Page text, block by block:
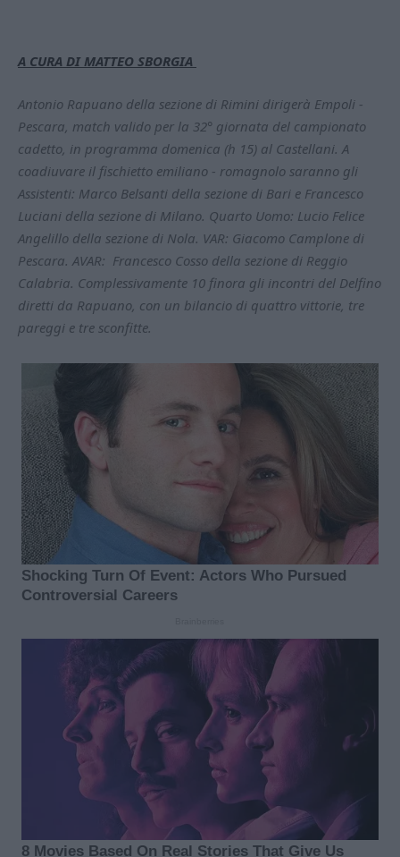
A CURA DI MATTEO SBORGIA
Antonio Rapuano della sezione di Rimini dirigerà Empoli -
Pescara, match valido per la 32° giornata del campionato
cadetto, in programma domenica (h 15) al Castellani. A
coadiuvare il fischietto emiliano - romagnolo saranno gli
Assistenti: Marco Belsanti della sezione di Bari e Francesco
Luciani della sezione di Milano. Quarto Uomo: Lucio Felice
Angelillo della sezione di Nola. VAR: Giacomo Camplone di
Pescara. AVAR: Francesco Cosso della sezione di Reggio
Calabria. Complessivamente 10 finora gli incontri del Delfino
diretti da Rapuano, con un bilancio di quattro vittorie, tre
pareggi e tre sconfitte.